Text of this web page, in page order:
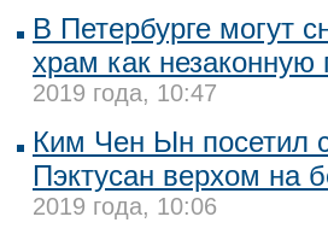
В Петербурге могут
храм как незаконную
2019 года, 10:47
Ким Чен Ын посетил
Пэктусан верхом на
2019 года, 10:06